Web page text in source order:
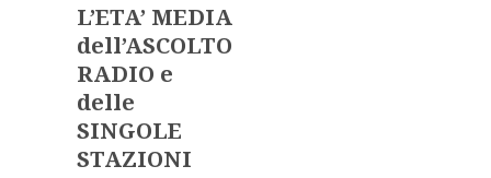
L’ETA’ MEDIA
dell’ASCOLTO
RADIO e
delle
SINGOLE
STAZIONI